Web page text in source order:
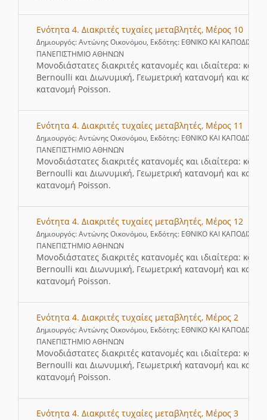
Ενότητα 4. Διακριτές τυχαίες μεταβλητές, Μέρος 10
Δημιουργός: Αντώνης Οικονόμου, Εκδότης: ΕΘΝΙΚΟ ΚΑΙ
ΠΑΝΕΠΙΣΤΗΜΙΟ ΑΘΗΝΩΝ
Μονοδιάστατες διακριτές κατανομές και ιδιαίτερα:
Bernoulli και Διωνυμική, Γεωμετρική κατανομή και
κατανομή Poisson.
Ενότητα 4. Διακριτές τυχαίες μεταβλητές, Μέρος 11
Δημιουργός: Αντώνης Οικονόμου, Εκδότης: ΕΘΝΙΚΟ ΚΑΙ
ΠΑΝΕΠΙΣΤΗΜΙΟ ΑΘΗΝΩΝ
Μονοδιάστατες διακριτές κατανομές και ιδιαίτερα:
Bernoulli και Διωνυμική, Γεωμετρική κατανομή και
κατανομή Poisson.
Ενότητα 4. Διακριτές τυχαίες μεταβλητές, Μέρος 12
Δημιουργός: Αντώνης Οικονόμου, Εκδότης: ΕΘΝΙΚΟ ΚΑΙ
ΠΑΝΕΠΙΣΤΗΜΙΟ ΑΘΗΝΩΝ
Μονοδιάστατες διακριτές κατανομές και ιδιαίτερα:
Bernoulli και Διωνυμική, Γεωμετρική κατανομή και
κατανομή Poisson.
Ενότητα 4. Διακριτές τυχαίες μεταβλητές, Μέρος 2
Δημιουργός: Αντώνης Οικονόμου, Εκδότης: ΕΘΝΙΚΟ ΚΑΙ
ΠΑΝΕΠΙΣΤΗΜΙΟ ΑΘΗΝΩΝ
Μονοδιάστατες διακριτές κατανομές και ιδιαίτερα:
Bernoulli και Διωνυμική, Γεωμετρική κατανομή και
κατανομή Poisson.
Ενότητα 4. Διακριτές τυχαίες μεταβλητές, Μέρος 3